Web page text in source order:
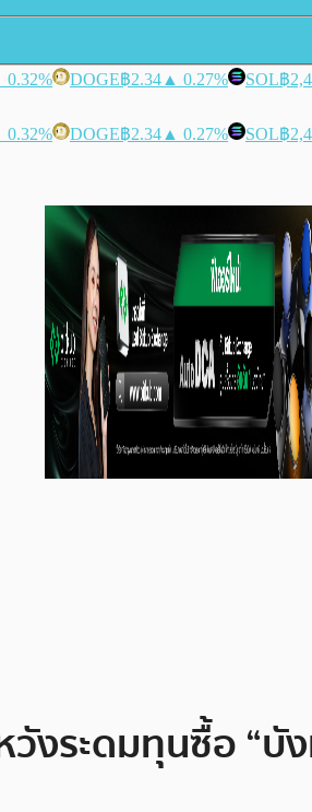
0.32% DOGE฿2.34 ▲ 0.27% SOL฿
0.32% DOGE฿2.34 ▲ 0.27% SOL฿
งระดมทุนซื้อ “บั